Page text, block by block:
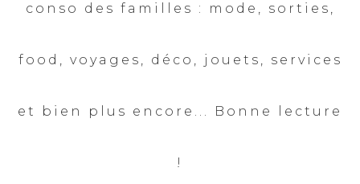
conso des familles : mode, sorties,
food, voyages, déco, jouets, services
et bien plus encore... Bonne lecture
!